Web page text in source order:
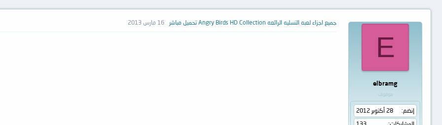
E
elbramg
موقوف
إنضم
28 أكتوبر 2012
جميع اجزاء لعبه التسليه الرائعه Angry Birds HD Collection تحميل مباشر 16 مارس 2013